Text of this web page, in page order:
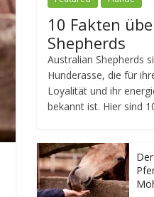
10 Fakten
Shepherds
Australian Shepherds
Hunderasse, die für
Loyalität und ihr
bekannt ist. Hier sind